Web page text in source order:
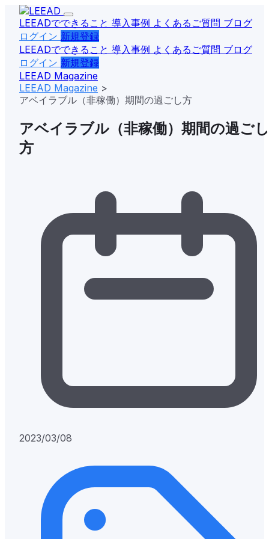
LEEADでできること 導入事例 よくあるご質問 ブログ
ログイン 新規登録
LEEADでできること 導入事例 よくあるご質問 ブログ
ログイン 新規登録
LEEAD Magazine
LEEAD Magazine >
アベイラブル（非稼働）期間の過ごし方
アベイラブル（非稼働）期間の過ごし
方
2023/03/08